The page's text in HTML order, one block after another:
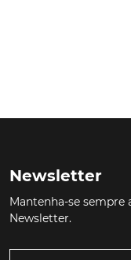
Newsletter
Mantenha-se sempre
Newsletter.